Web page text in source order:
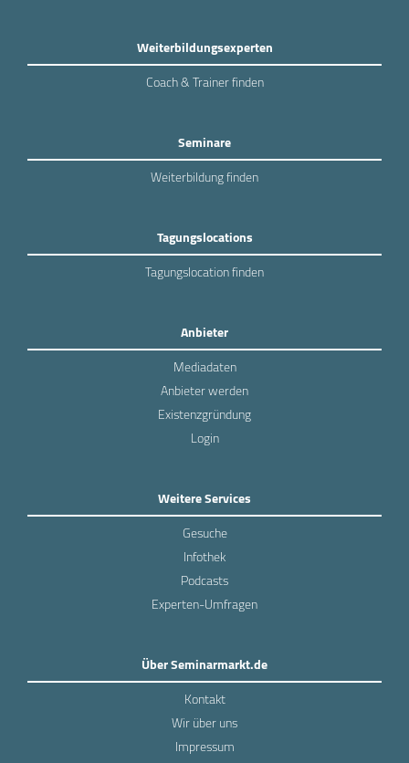
Weiterbildungsexperten
Coach & Trainer finden
Seminare
Weiterbildung finden
Tagungslocations
Tagungslocation finden
Anbieter
Mediadaten
Anbieter werden
Existenzgründung
Login
Weitere Services
Gesuche
Infothek
Podcasts
Experten-Umfragen
Über Seminarmarkt.de
Kontakt
Wir über uns
Impressum